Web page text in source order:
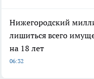
Нижегородский
лишиться всего
на 18 лет
06:32